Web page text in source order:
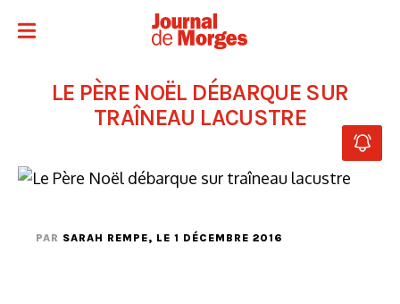
LE PÈRE NOËL DÉBARQUE SUR
TRAÎNEAU LACUSTRE
PAR SARAH REMPE, LE 1 DÉCEMBRE 2016